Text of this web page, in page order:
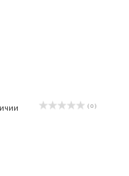
( 0 )